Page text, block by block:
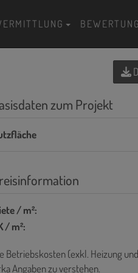
zum Projekt
/ m²:
/ m²:
Betriebskosten (exkl. Heizung
Angaben zu verstehen.